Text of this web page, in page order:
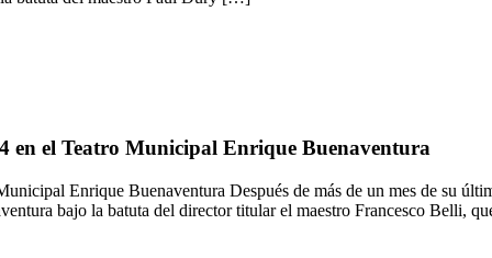
en el Teatro Municipal Enrique Buenaventura
Enrique Buenaventura Después de más de un mes de su
bajo la batuta del director titular el maestro Francesco Belli,